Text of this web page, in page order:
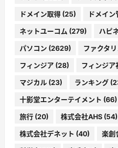
ドメイン取得 (25) ドメイン
ネットユーコム (279) ハピ
パソコン (2629) ファクタ
フィンジア (28) フィンジア
マジカル (23) ランキング
十影堂エンターテイメント (66)
旅行 (20) 株式会社AHS (54)
株式会社デネット (40) 楽創